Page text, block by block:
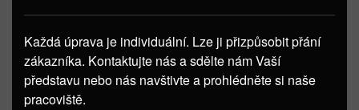
Každá úprava je individuální. Lze ji přizpůsobit přání
zákazníka. Kontaktujte nás a sdělte nám Vaší
představu nebo nás navštivte a prohlédněte si naše
pracoviště.